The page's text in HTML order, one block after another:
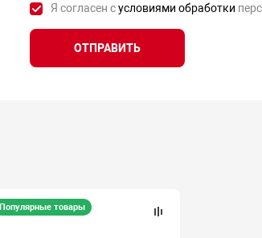
Я согласен сусловиями обработки
ОТПРАВИТЬ
Популярные товары